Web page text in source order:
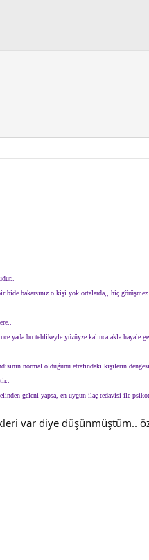
bide bakarsınız o kişi yok ortalarda,, hiç
yada bu tehlikeyle yüzüyze kalınca akla hayale
normal olduğunu etrafındaki kişilerin
geleni yapsa, en uygun ilaç tedavisi ile
var diye düşünmüştüm..